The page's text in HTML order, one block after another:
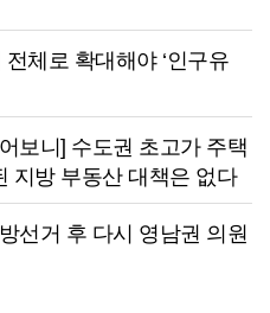
전체로 확대해야 ‘인구유
보니] 수도권 초고가 주택
지방 부동산 대책은 없다
선거 후 다시 영남권 의원